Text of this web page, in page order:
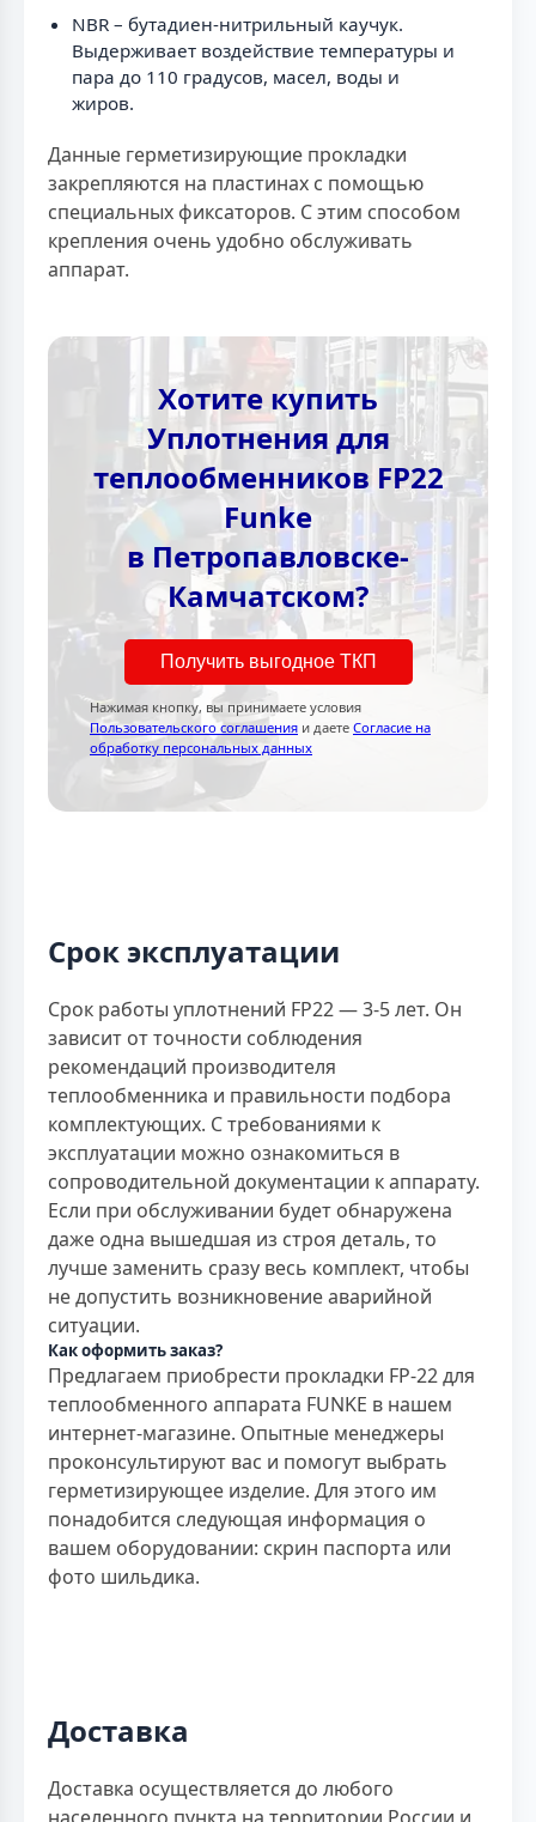
NBR – бутадиен-нитрильный каучук.
Выдерживает воздействие температуры и
пара до 110 градусов, масел, воды и
жиров.
Данные герметизирующие прокладки
закрепляются на пластинах с помощью
специальных фиксаторов. С этим способом
крепления очень удобно обслуживать
аппарат.
Хотите купить
Уплотнения для
теплообменников FP22
Funke
в Петропавловске-
Камчатском?
Получить выгодное ТКП
Нажимая кнопку, вы принимаете условия
Пользовательского соглашения и даете Согласие на
обработку персональных данных
Срок эксплуатации
Срок работы уплотнений FP22 — 3-5 лет. Он
зависит от точности соблюдения
рекомендаций производителя
теплообменника и правильности подбора
комплектующих. С требованиями к
эксплуатации можно ознакомиться в
сопроводительной документации к аппарату.
Если при обслуживании будет обнаружена
даже одна вышедшая из строя деталь, то
лучше заменить сразу весь комплект, чтобы
не допустить возникновение аварийной
ситуации.
Как оформить заказ?
Предлагаем приобрести прокладки FP-22 для
теплообменного аппарата FUNKE в нашем
интернет-магазине. Опытные менеджеры
проконсультируют вас и помогут выбрать
герметизирующее изделие. Для этого им
понадобится следующая информация о
вашем оборудовании: скрин паспорта или
фото шильдика.
Доставка
Доставка осуществляется до любого